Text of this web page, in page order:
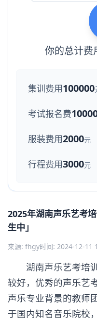
你的总计费
集训费用100000
考试报名费
服装费用2000元
行程费用3000元
2025年湖南声乐艺考
生中」
来源: fhgy时间: 2024-12-11
湖南声乐艺考培训
较好，优秀的声乐艺
声乐专业背景的教师
于国内知名音乐院校